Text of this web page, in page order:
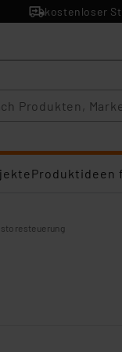
kostenloser
Produktideen